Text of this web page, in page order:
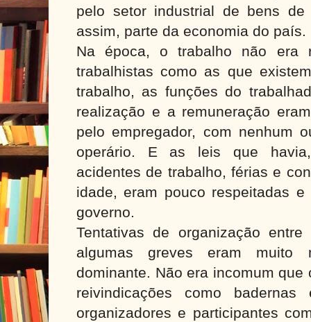
pelo setor industrial de bens de
assim, parte da economia do país.
Na época, o trabalho não era
trabalhistas como as que
trabalho, as funções do
realização e a remuneração
pelo empregador, com nenhum
operário. E as leis que
acidentes de trabalho, férias e
idade, eram pouco respeitadas
governo.
Tentativas de organização
algumas greves eram muito
dominante. Não era incomum
reivindicações como
organizadores e participantes